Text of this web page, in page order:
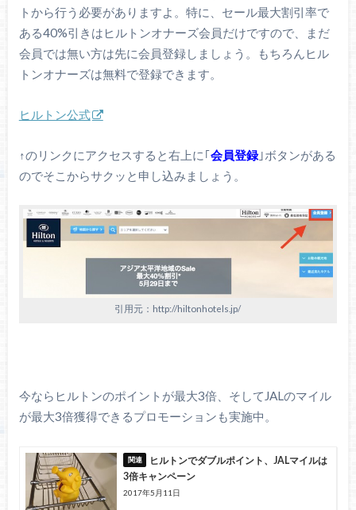
トから行う必要がありますよ。特に、セール最大割引率で
ある40%引きはヒルトンオナーズ会員だけですので、まだ
会員では無い方は先に会員登録しましょう。もちろんヒル
トンオナーズは無料で登録できます。
ヒルトン公式
↑のリンクにアクセスすると右上に｢会員登録｣ボタンがある
のでそこからサクッと申し込みましょう。
引用元：http://hiltonhotels.jp/
今ならヒルトンのポイントが最大3倍、そしてJALのマイル
が最大3倍獲得できるプロモーションも実施中。
ヒルトンでダブルポイント、JALマイルは
3倍キャンペーン
2017年5月11日